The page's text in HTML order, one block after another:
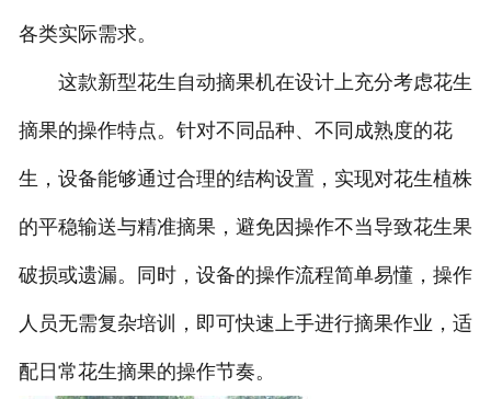
各类实际需求。
这款新型花生自动摘果机在设计上充分考虑花生
摘果的操作特点。针对不同品种、不同成熟度的花
生，设备能够通过合理的结构设置，实现对花生植株
的平稳输送与精准摘果，避免因操作不当导致花生果
破损或遗漏。同时，设备的操作流程简单易懂，操作
人员无需复杂培训，即可快速上手进行摘果作业，适
配日常花生摘果的操作节奏。